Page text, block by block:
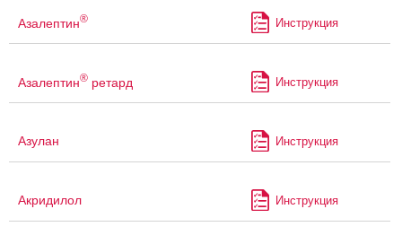
Азалептин® Инструкция
Азалептин® ретард Инструкция
Азулан Инструкция
Акридилол Инструкция